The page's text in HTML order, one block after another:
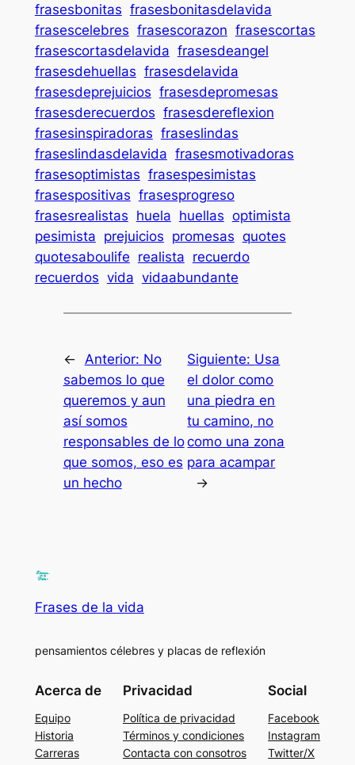
frasesbonitas frasesbonitasdelavida
frasescelebres frasescorazon frasescortas
frasescortasdelavida frasesdeangel
frasesdehuellas frasesdelavida
frasesdeprejuicios frasesdepromesas
frasesderecuerdos frasesdereflexion
frasesinspiradoras fraseslindas
fraseslindasdelavida frasesmotivadoras
frasesoptimistas frasespesimistas
frasespositivas frasesprogreso
frasesrealistas huela huellas optimista
pesimista prejuicios promesas quotes
quotesaboulife realista recuerdo
recuerdos vida vidaabundante
← Anterior: No
sabemos lo que
queremos y aun
así somos
responsables de lo
que somos, eso es
un hecho
Siguiente: Usa
el dolor como
una piedra en
tu camino, no
como una zona
para acampar
→
Frases de la vida
pensamientos célebres y placas de reflexión
Acerca de
Equipo
Historia
Carreras
Privacidad
Política de privacidad
Términos y condiciones
Contacta con consotros
Social
Facebook
Instagram
Twitter/X